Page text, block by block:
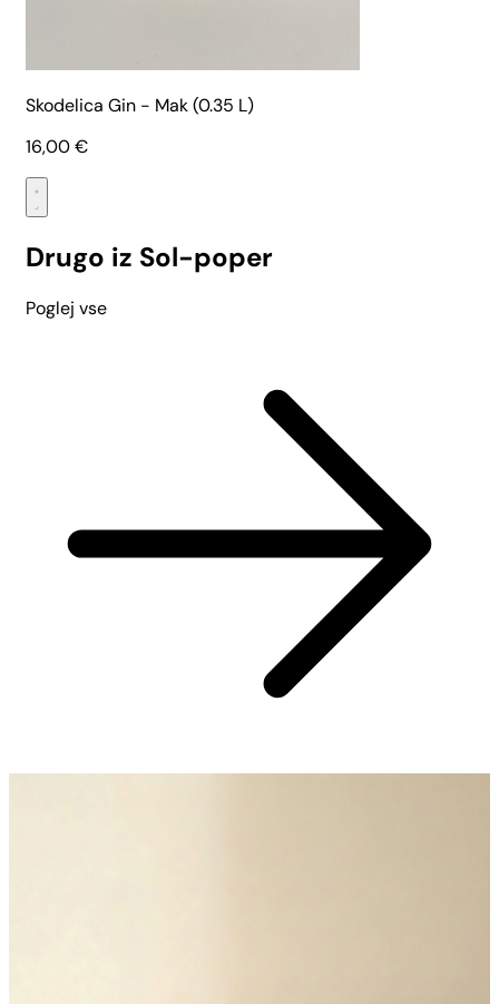
Skodelica Gin - Mak (0.35 L)
16,00€
Drugo iz Sol-poper
Poglej vse